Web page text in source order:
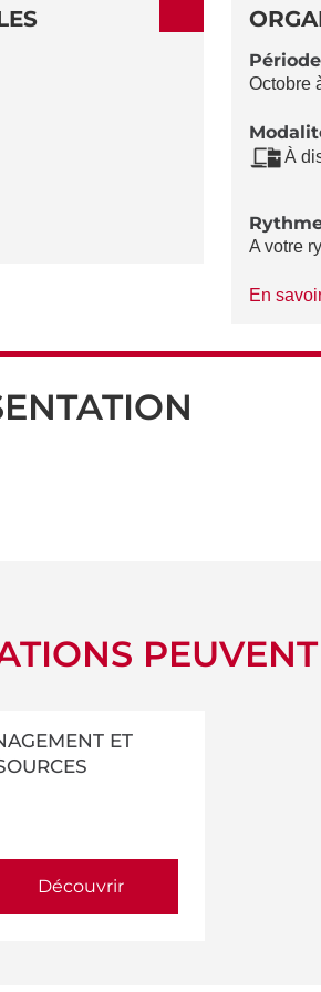
Période
Octobre
À
A votre
En
ET
Découvrir